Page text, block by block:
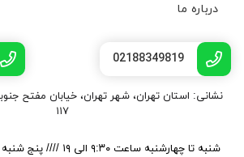
درباره ما
02188349819
نشانی: استان تهران، شهر تهران، خیابان مفتح
۱۱۷
شنبه تا چهارشنبه ساعت ۹:۳۰ الی ۱۹ //// پنج شنبه ساعت ۹:۳۰ الی ۱۶:۳۰